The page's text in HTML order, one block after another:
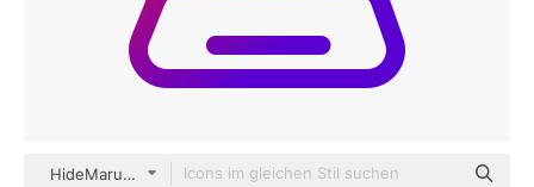
HideMaru Others